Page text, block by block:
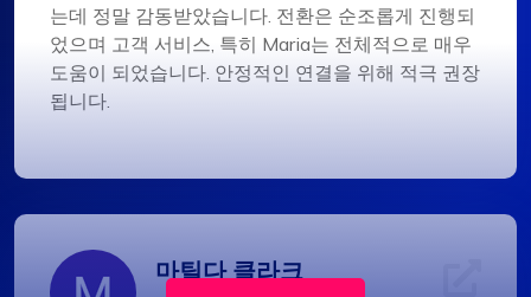
는데 정말 감동받았습니다. 전환은 순조롭게 진행되
었으며 고객 서비스, 특히 Maria는 전체적으로 매우
도움이 되었습니다. 안정적인 연결을 위해 적극 권장
됩니다.
마틸다 클라크